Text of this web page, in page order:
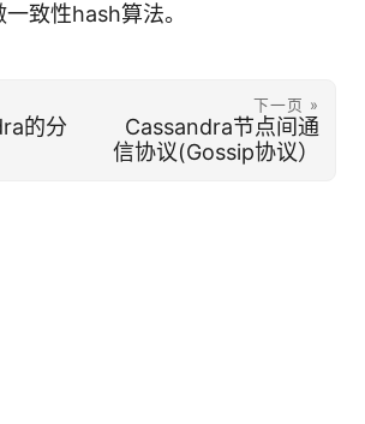
致性hash算法。
的分
下一页 »
Cassandra节点间通
信协议(Gossip协议）